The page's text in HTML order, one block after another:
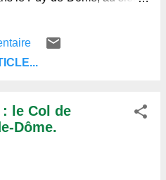
le Col de
Dôme.